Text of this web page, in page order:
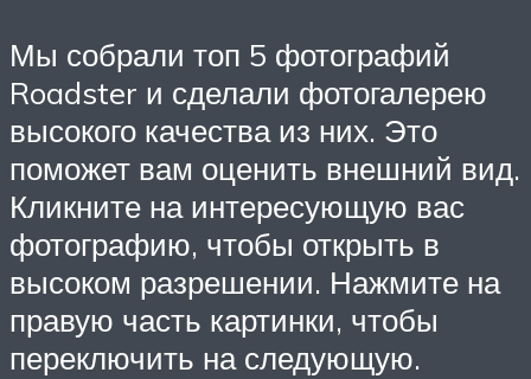
Мы собрали топ 5 фотографий
Roadster и сделали фотогалерею
высокого качества из них. Это
поможет вам оценить внешний вид.
Кликните на интересующую вас
фотографию, чтобы открыть в
высоком разрешении. Нажмите на
правую часть картинки, чтобы
переключить на следующую.